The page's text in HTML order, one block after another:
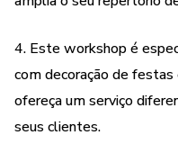
4. Este workshop é
com decoração de
ofereça um serviço
seus clientes.